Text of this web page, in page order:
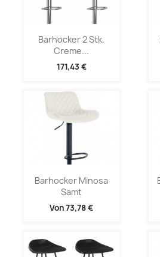
Barhocker 2 Stk.
Creme...
171,43 €
Barhocker Minosa
Samt
Von73,78 €